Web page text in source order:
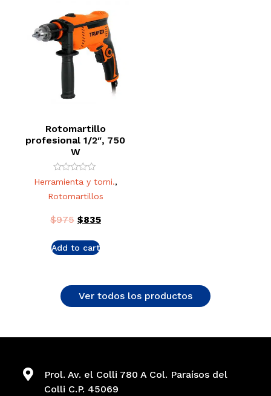
Rotomartillo
profesional 1/2″, 750
W
Rated
0
out
of
Herramienta y torni.,
Rotomartillos
$975 $835
Add to cart
Ver todos los productos
Prol. Av. el Colli 780 A Col. Paraísos del
Colli C.P. 45069